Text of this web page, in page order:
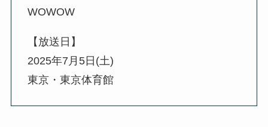
WOWOW
【放送日】
2025年7月5日(土)
東京・東京体育館